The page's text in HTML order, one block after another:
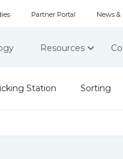
Partner Portal News &
Resources
Station Sorting